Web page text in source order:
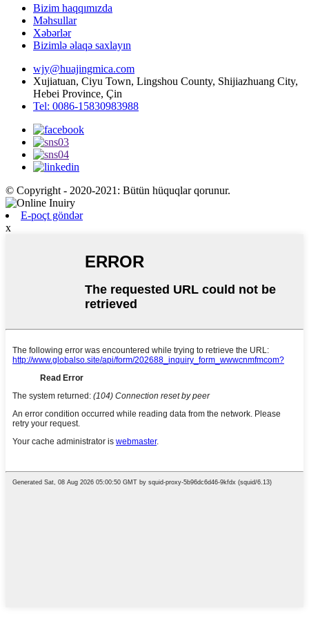
Bizim haqqımızda
Məhsullar
Xəbərlər
Bizimlə əlaqə saxlayın
wjy@huajingmica.com
Xujiatuan, Ciyu Town, Lingshou County, Shijiazhuang City,
Hebei Province, Çin
Tel: 0086-15830983988
© Copyright - 2020-2021: Bütün hüquqlar qorunur.
E-poçt göndər
x